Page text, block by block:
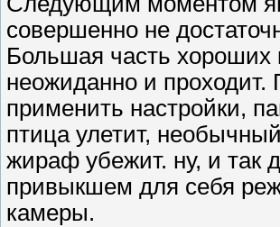
совершенно не
Большая часть хороших
неожиданно и
применить настройки,
птица улетит,
жираф убежит. ну, и так
привыкшем для себя
камеры.